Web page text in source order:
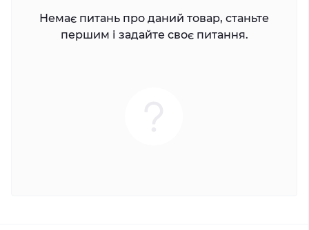
Немає питань про даний товар, станьте
першим і задайте своє питання.